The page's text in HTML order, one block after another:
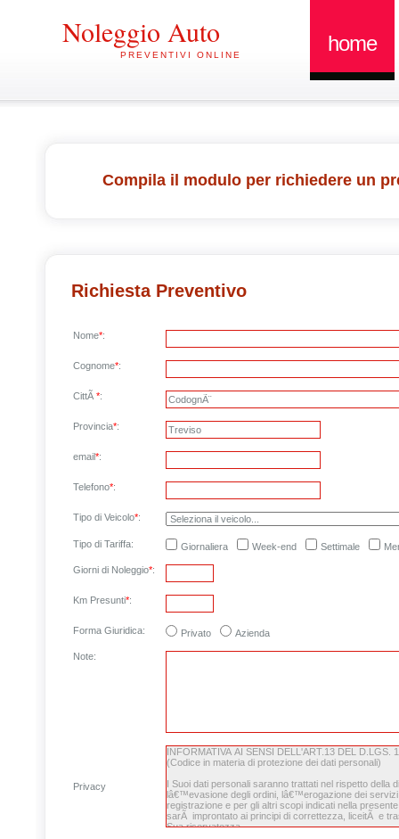
Noleggio Auto
PREVENTIVI ONLINE home
Compila il modulo per richiedere un
Richiesta Preventivo
Nome*:
Cognome*:
CittÃ *:
Provincia*:
email*:
Telefono*:
Tipo di Veicolo*:
Tipo di Tariffa: Giornaliera Week-end Settimale
Giorni di Noleggio*:
Km Presunti*:
Forma Giuridica: Privato Azienda
Note:
Privacy